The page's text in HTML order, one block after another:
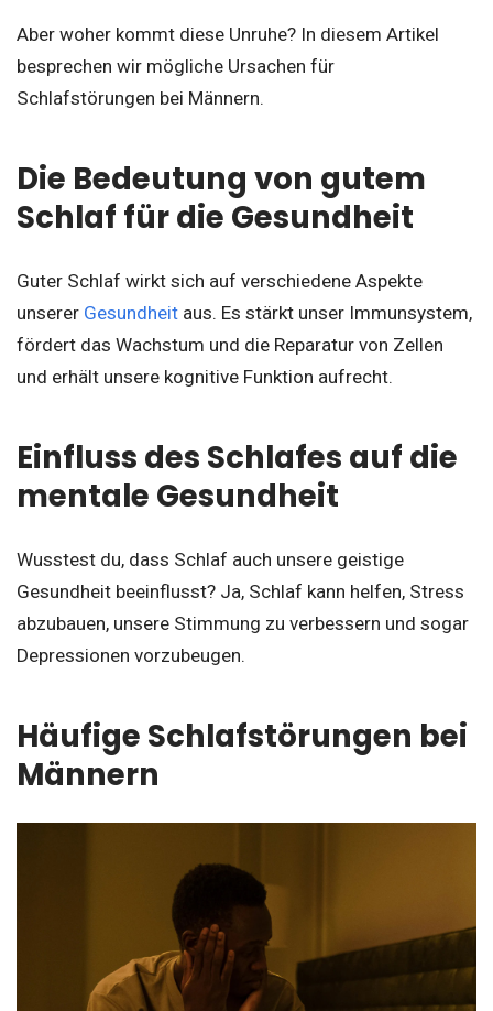
Aber woher kommt diese Unruhe? In diesem Artikel
besprechen wir mögliche Ursachen für
Schlafstörungen bei Männern.
Die Bedeutung von gutem
Schlaf für die Gesundheit
Guter Schlaf wirkt sich auf verschiedene Aspekte
unserer Gesundheit aus. Es stärkt unser Immunsystem,
fördert das Wachstum und die Reparatur von Zellen
und erhält unsere kognitive Funktion aufrecht.
Einfluss des Schlafes auf die
mentale Gesundheit
Wusstest du, dass Schlaf auch unsere geistige
Gesundheit beeinflusst? Ja, Schlaf kann helfen, Stress
abzubauen, unsere Stimmung zu verbessern und sogar
Depressionen vorzubeugen.
Häufige Schlafstörungen bei
Männern